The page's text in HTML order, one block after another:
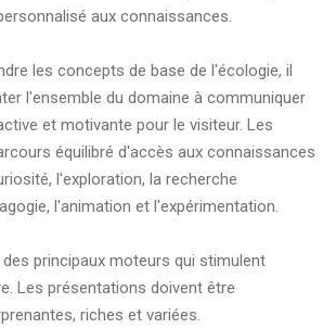
aux connaissances.
les concepts de base de l'écologie, il
l'ensemble du domaine à communiquer
et motivante pour le visiteur. Les
équilibré d'accès aux connaissances
l'exploration, la recherche
l'animation et l'expérimentation.
principaux moteurs qui stimulent
Les présentations doivent être
riches et variées.